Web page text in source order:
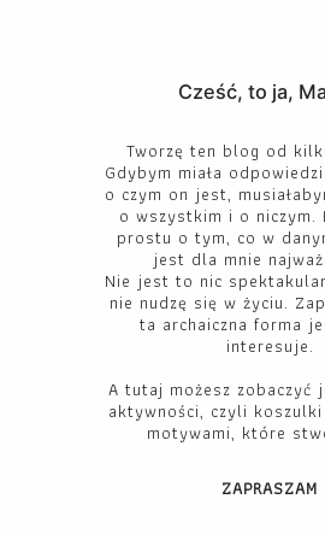
Cześć, to ja,
Tworzę ten blog od
Gdybym miała
o czym on jest,
o wszystkim i o niczym.
prostu o tym, co w
jest dla mnie
Nie jest to nic
nie nudzę się w życiu.
ta archaiczna forma
interesuje.
A tutaj możesz zobaczyć
aktywności, czyli
motywami, które
ZAPRASZAM